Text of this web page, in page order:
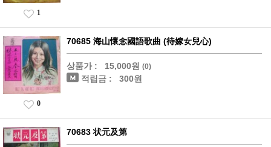
1
70685 海山懷念國語歌曲 (待嫁女兒心)
상품가 : 15,000원 (0)
적립금 : 300원
0
70683 状元及第